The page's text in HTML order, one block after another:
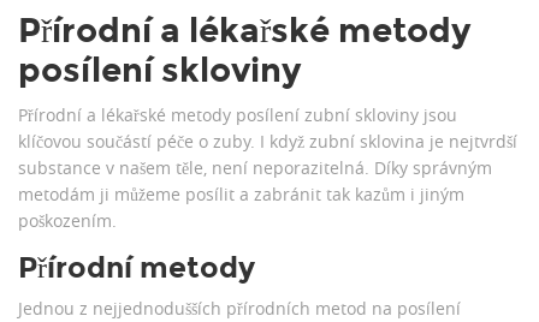
Přírodní a lékařské metody
posílení skloviny
Přírodní a lékařské metody posílení zubní skloviny jsou
klíčovou součástí péče o zuby. I když zubní sklovina je nejtvrdší
substance v našem těle, není neporazitelná. Díky správným
metodám ji můžeme posílit a zabránit tak kazům i jiným
poškozením.
Přírodní metody
Jednou z nejjednodušších přírodních metod na posílení